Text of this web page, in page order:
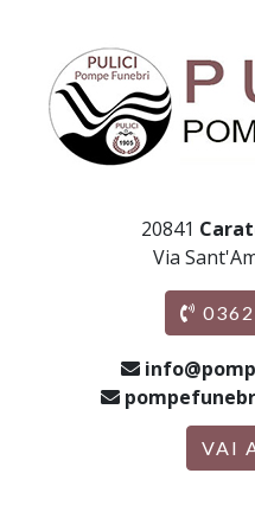
20841
Via
VAI